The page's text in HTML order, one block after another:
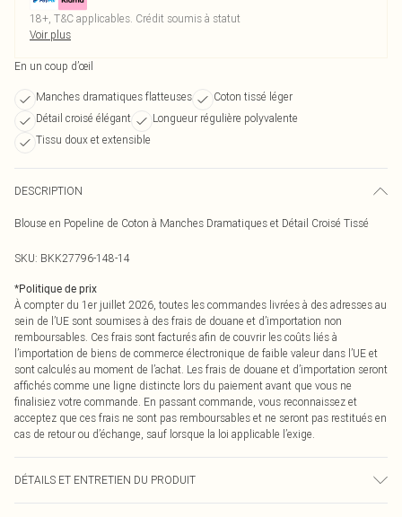
18+, T&C applicables. Crédit soumis à statut
Voir plus
En un coup d’œil
Manches dramatiques flatteuses
Coton tissé léger
Détail croisé élégant
Longueur régulière polyvalente
Tissu doux et extensible
DESCRIPTION
Blouse en Popeline de Coton à Manches Dramatiques et Détail Croisé Tissé
SKU: BKK27796-148-14
*Politique de prix
À compter du 1er juillet 2026, toutes les commandes livrées à des adresses au
sein de l’UE sont soumises à des frais de douane et d’importation non
remboursables. Ces frais sont facturés afin de couvrir les coûts liés à
l’importation de biens de commerce électronique de faible valeur dans l’UE et
sont calculés au moment de l’achat. Les frais de douane et d’importation seront
affichés comme une ligne distincte lors du paiement avant que vous ne
finalisiez votre commande. En passant commande, vous reconnaissez et
acceptez que ces frais ne sont pas remboursables et ne seront pas restitués en
cas de retour ou d’échange, sauf lorsque la loi applicable l’exige.
DÉTAILS ET ENTRETIEN DU PRODUIT